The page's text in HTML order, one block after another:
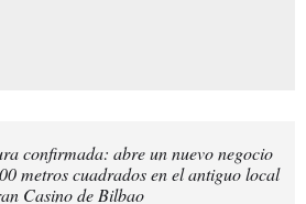
confirmada: abre un nuevo negocio
metros cuadrados en el antiguo local
Casino de Bilbao